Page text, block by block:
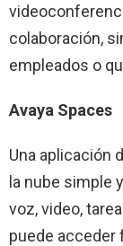
colaboración,
empleados o
Avaya Spaces
Una aplicación
la nube simple
voz, video,
puede acceder